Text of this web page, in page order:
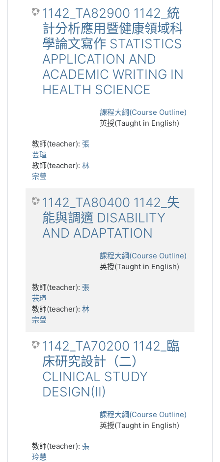
1142_TA82900 1142_統
計分析應用暨健康領域科
學論文寫作 STATISTICS
APPLICATION AND
ACADEMIC WRITING IN
HEALTH SCIENCE
課程大綱(Course Outline)
英授(Taught in English)
教師(teacher): 張
芸瑄
教師(teacher): 林
宗瑩
1142_TA80400 1142_失
能與調適 DISABILITY
AND ADAPTATION
課程大綱(Course Outline)
英授(Taught in English)
教師(teacher): 張
芸瑄
教師(teacher): 林
宗瑩
1142_TA70200 1142_臨
床研究設計（二）
CLINICAL STUDY
DESIGN(II)
課程大綱(Course Outline)
英授(Taught in English)
教師(teacher): 張
玲慧